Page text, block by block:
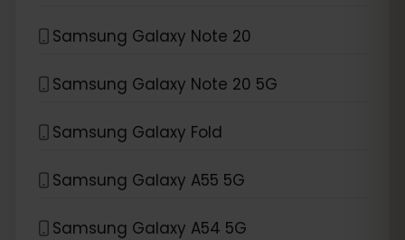
Samsung Galaxy Note 20
Samsung Galaxy Note 20 5G
Samsung Galaxy Fold
Samsung Galaxy A55 5G
Samsung Galaxy A54 5G